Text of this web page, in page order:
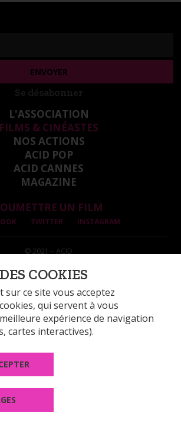
Se désabonner
L'ASSOCIATION
FILMS & CINÉASTES
NOS ACTIONS
ACID POP
ACID CANNES
MAGAZINE
UN FILM
TWITTER INSTAGRAM
© 2021 – ACID
DONNÉES PERSONNELLES
GESTION DES COOKIES
Fax : +33 (0)1 44 89 99 60
CONTACT
COOKIES
sur ce site vous acceptez
qui servent à vous
expérience de navigation
cartes interactives).